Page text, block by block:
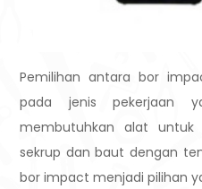
Pemilihan antara bor
pada jenis pekerjaan
membutuhkan alat
sekrup dan baut dengan
bor impact menjadi pilihan